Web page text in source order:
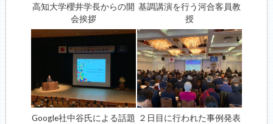
高知大学櫻井学長からの開
会挨拶
基調講演を行う河合客員教
授
Google社中谷氏による話題 ２日目に行われた事例発表